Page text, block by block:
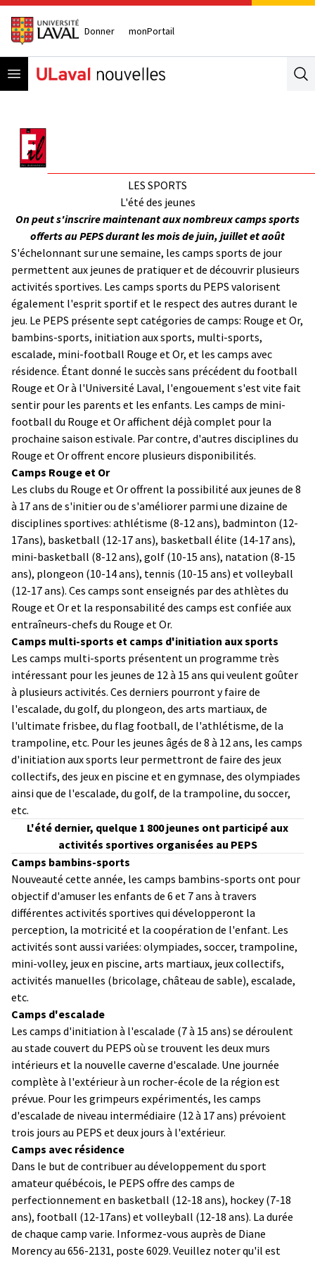
Donner monPortail
Open menu
LES SPORTS
L'été des jeunes
On peut s'inscrire maintenant aux nombreux camps sports
offerts au PEPS durant les mois de juin, juillet et août
S'échelonnant sur une semaine, les camps sports de jour
permettent aux jeunes de pratiquer et de découvrir plusieurs
activités sportives. Les camps sports du PEPS valorisent
également l'esprit sportif et le respect des autres durant le
jeu. Le PEPS présente sept catégories de camps: Rouge et Or,
bambins-sports, initiation aux sports, multi-sports,
escalade, mini-football Rouge et Or, et les camps avec
résidence. Étant donné le succès sans précédent du football
Rouge et Or à l'Université Laval, l'engouement s'est vite fait
sentir pour les parents et les enfants. Les camps de mini-
football du Rouge et Or affichent déjà complet pour la
prochaine saison estivale. Par contre, d'autres disciplines du
Rouge et Or offrent encore plusieurs disponibilités.
Camps Rouge et Or
Les clubs du Rouge et Or offrent la possibilité aux jeunes de 8
à 17 ans de s'initier ou de s'améliorer parmi une dizaine de
disciplines sportives: athlétisme (8-12 ans), badminton (12-
17ans), basketball (12-17 ans), basketball élite (14-17 ans),
mini-basketball (8-12 ans), golf (10-15 ans), natation (8-15
ans), plongeon (10-14 ans), tennis (10-15 ans) et volleyball
(12-17 ans). Ces camps sont enseignés par des athlètes du
Rouge et Or et la responsabilité des camps est confiée aux
entraîneurs-chefs du Rouge et Or.
Camps multi-sports et camps d'initiation aux sports
Les camps multi-sports présentent un programme très
intéressant pour les jeunes de 12 à 15 ans qui veulent goûter
à plusieurs activités. Ces derniers pourront y faire de
l'escalade, du golf, du plongeon, des arts martiaux, de
l'ultimate frisbee, du flag football, de l'athlétisme, de la
trampoline, etc. Pour les jeunes âgés de 8 à 12 ans, les camps
d'initiation aux sports leur permettront de faire des jeux
collectifs, des jeux en piscine et en gymnase, des olympiades
ainsi que de l'escalade, du golf, de la trampoline, du soccer,
etc.
L'été dernier, quelque 1 800 jeunes ont participé aux
activités sportives organisées au PEPS
Camps bambins-sports
Nouveauté cette année, les camps bambins-sports ont pour
objectif d'amuser les enfants de 6 et 7 ans à travers
différentes activités sportives qui développeront la
perception, la motricité et la coopération de l'enfant. Les
activités sont aussi variées: olympiades, soccer, trampoline,
mini-volley, jeux en piscine, arts martiaux, jeux collectifs,
activités manuelles (bricolage, château de sable), escalade,
etc.
Camps d'escalade
Les camps d'initiation à l'escalade (7 à 15 ans) se déroulent
au stade couvert du PEPS où se trouvent les deux murs
intérieurs et la nouvelle caverne d'escalade. Une journée
complète à l'extérieur à un rocher-école de la région est
prévue. Pour les grimpeurs expérimentés, les camps
d'escalade de niveau intermédiaire (12 à 17 ans) prévoient
trois jours au PEPS et deux jours à l'extérieur.
Camps avec résidence
Dans le but de contribuer au développement du sport
amateur québécois, le PEPS offre des camps de
perfectionnement en basketball (12-18 ans), hockey (7-18
ans), football (12-17ans) et volleyball (12-18 ans). La durée
de chaque camp varie. Informez-vous auprès de Diane
Morency au 656-2131, poste 6029. Veuillez noter qu'il est